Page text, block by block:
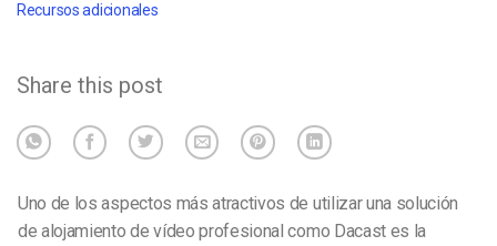
Recursos adicionales
Share this post
Uno de los aspectos más atractivos de utilizar una solución
de alojamiento de vídeo profesional como Dacast es la